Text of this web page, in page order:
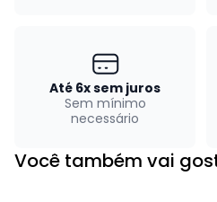
Até 6x sem juros
Sem mínimo
necessário
Você também vai